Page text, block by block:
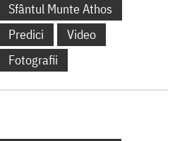
Sfântul Munte Athos
Predici
Video
Fotografii